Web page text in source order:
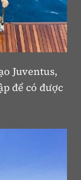
Juventus,
để có được